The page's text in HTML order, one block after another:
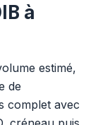
à
estimé,
de
complet avec